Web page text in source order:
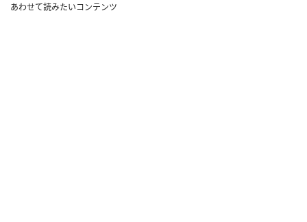
あわせて読みたいコンテンツ